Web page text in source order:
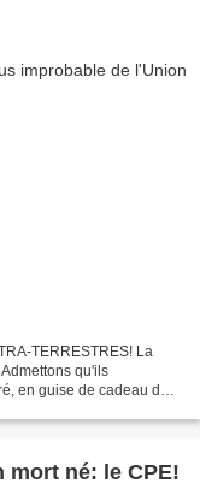
TERRESTRES! La
qu'ils
en guise de cadeau de
mort né: le CPE!